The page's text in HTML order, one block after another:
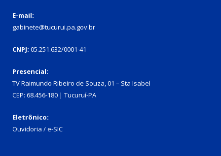
E-mail:
gabinete@tucurui.pa.gov.br
CNPJ: 05.251.632/0001-41
Presencial:
TV Raimundo Ribeiro de Souza, 01 – Sta Isabel
CEP: 68.456-180 | Tucuruí-PA
Eletrônico:
Ouvidoria /e-SIC